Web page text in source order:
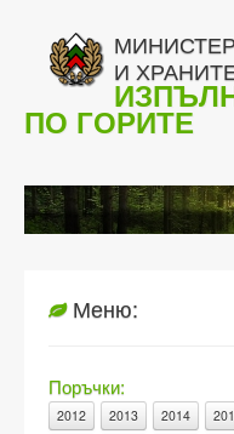
И
ПО ГОРИТЕ
Меню:
Поръчки:
2012 2013 2014